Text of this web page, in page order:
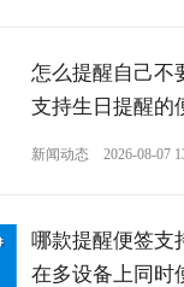
怎么提醒自己不
支持生日提醒的
新闻动态 2026-08-07
哪款提醒便签支
在多设备上同时